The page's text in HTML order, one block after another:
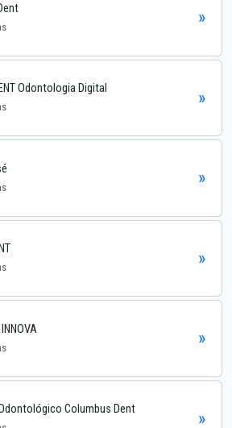
»
Odontologia Digital »
»
»
»
Columbus Dent »